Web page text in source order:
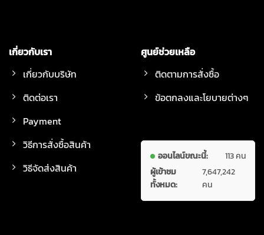
เกี่ยวกับเรา
เกี่ยวกับบริษัท
ติดต่อเรา
Payment
วิธีการสั่งซื้อสินค้า
วิธีจัดส่งสินค้า
ศูนย์ช่วยเหลือ
ติดตามการสั่งซื้อ
ข้อตกลงและโยบายต่างๆ
ออนไลน์ขณะนี้:
113 คน
ผู้เข้าชม
ทั้งหมด:
7,647,242
คน